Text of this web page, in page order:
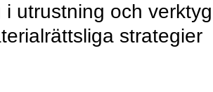
i utrustning och verktyg
strategier